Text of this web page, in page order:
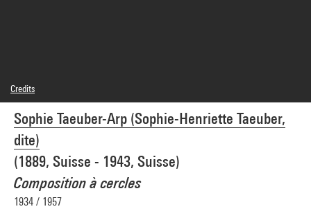
Sophie Taeuber-Arp (Sophie-Henriette Taeuber,
dite)
(1889, Suisse - 1943, Suisse)
Composition à cercles
1934 / 1957
Credits
Domaine public
Photo credits : Centre Pompidou, MNAM-CCI/Georges Meguerditchian/Dist.
GrandPalaisRmn
Image reference : 4N76579
Image presentation :GrandPalaisRmnPhoto